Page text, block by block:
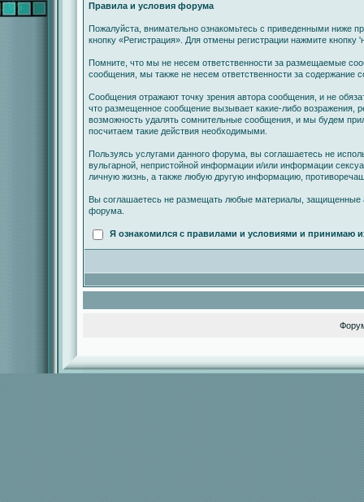
Правила и условия форума
Пожалуйста, внимательно ознакомьтесь с приведенными ниже
кнопку «Регистрация». Для отмены регистрации нажмите кнопку
Помните, что мы не несем ответственности за размещаемые
сообщения, мы также не несем ответственности за содержание
Сообщения отражают точку зрения автора сообщения, и не
что размещенное сообщение вызывает какие-либо возражения,
возможность удалять сомнительные сообщения, и мы будем
посчитаем такие действия необходимыми.
Пользуясь услугами данного форума, вы соглашаетесь не
вульгарной, непристойной информации и/или информации
личную жизнь, а также любую другую информацию,
Вы соглашаетесь не размещать любые материалы, защищенные
форума.
Я ознакомился с правилами и условиями и принимаю